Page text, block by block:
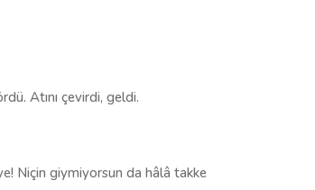
Atını çevirdi, geldi.
Niçin giymiyorsun da hâlâ takke